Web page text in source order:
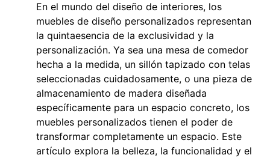
En el mundo del diseño de interiores, los
muebles de diseño personalizados representan
la quintaesencia de la exclusividad y la
personalización. Ya sea una mesa de comedor
hecha a la medida, un sillón tapizado con telas
seleccionadas cuidadosamente, o una pieza de
almacenamiento de madera diseñada
específicamente para un espacio concreto, los
muebles personalizados tienen el poder de
transformar completamente un espacio. Este
artículo explora la belleza, la funcionalidad y el